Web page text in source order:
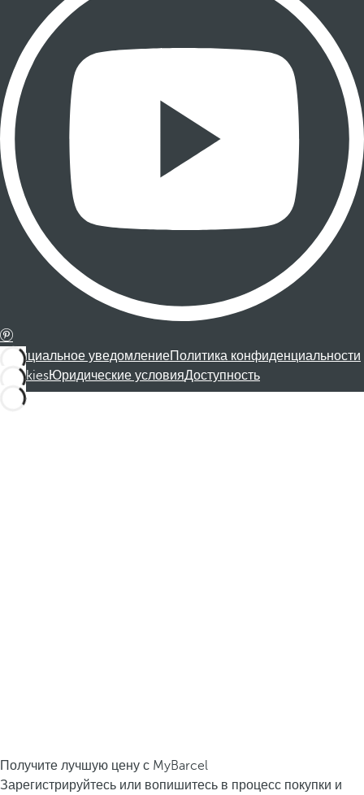
Официальное уведомлениеПолитика конфиденциальности
CookiesЮридические условияДоступность
Получите лучшую цену с MyBarcel
Зарегистрируйтесь или вопишитесь в процесс покупки и